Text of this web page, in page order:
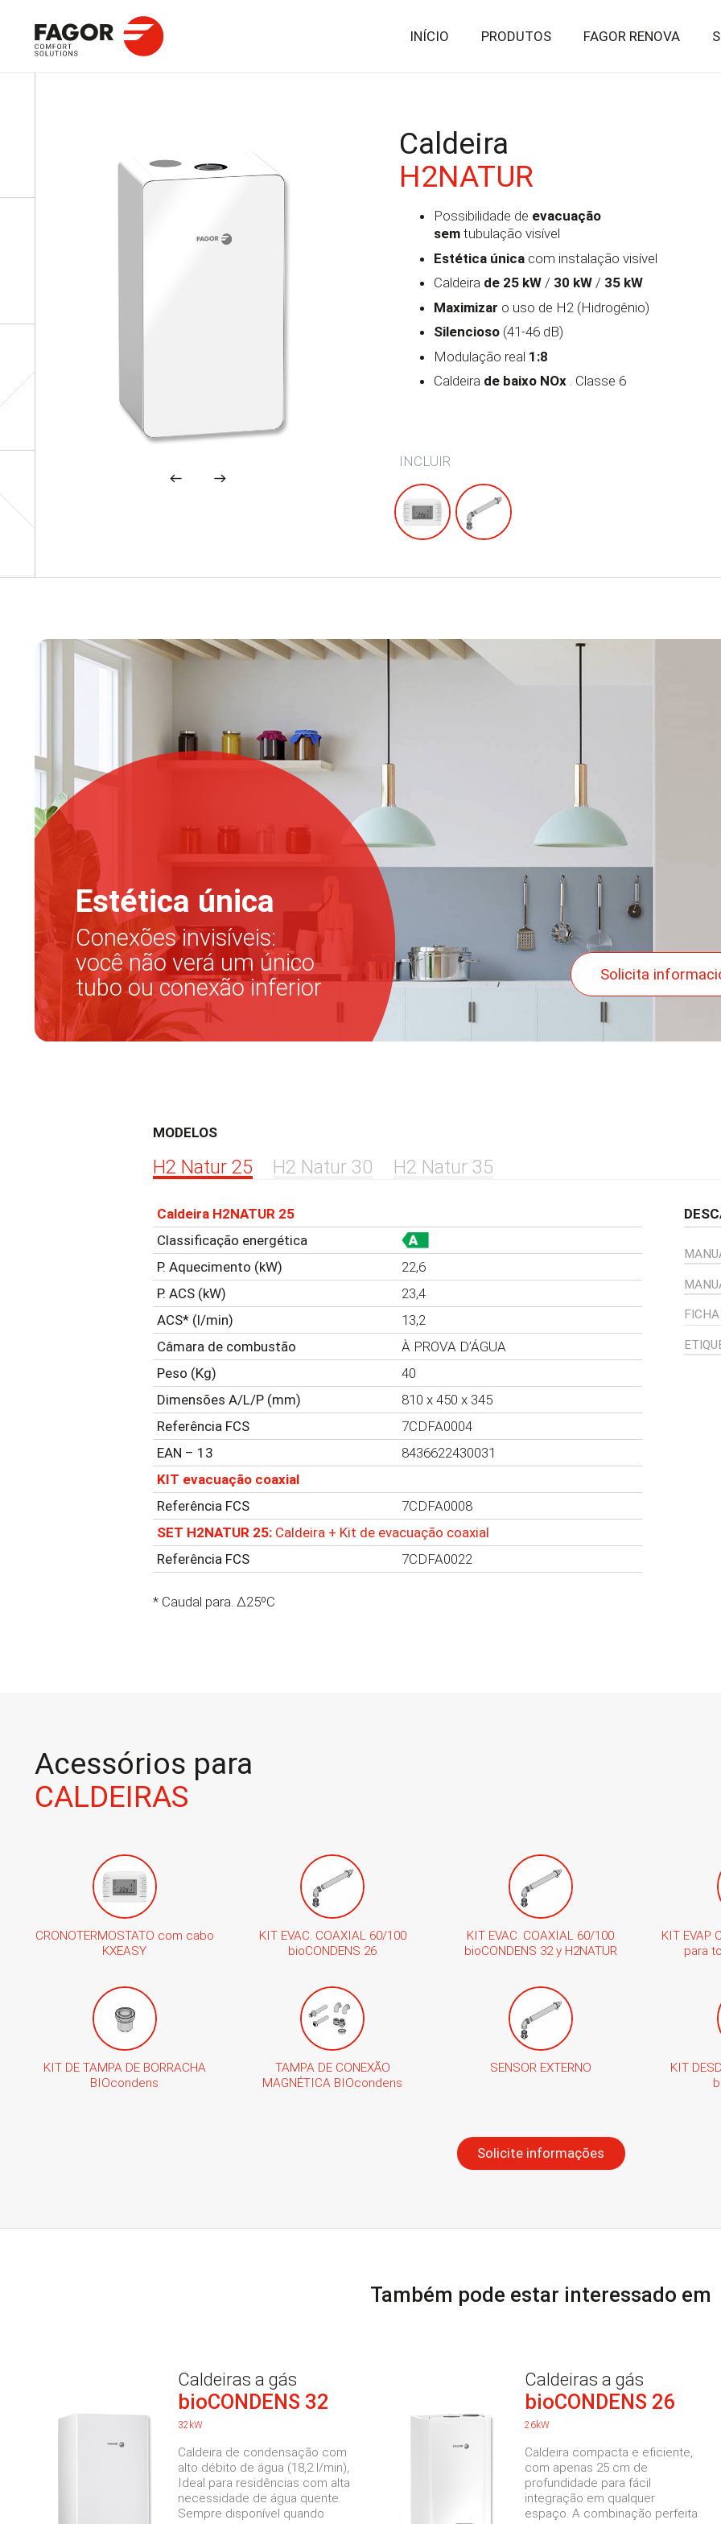
INÍCIO PRODUTOS FAGOR RENOVA
Caldeira
H2NATUR
Possibilidade de evacuação
semtubulação visível
Estética única com instalação visível
Caldeira de 25 kW/ 30 kW/ 35 kW
Maximizar o uso de H2 (Hidrogênio)
Silencioso(41-46 dB)
Modulação real 1:8
Caldeira de baixo NOx. Classe 6
INCLUIR
Estética única
Conexões invisíveis:
você não verá um único
tubo ou conexão inferior
Solicita
MODELOS
H2 Natur 25 H2 Natur 30 H2 Natur 35
Caldeira H2NATUR 25
Classificação energética
P. Aquecimento (kW)
22,6
P. ACS (kW)
23,4
ACS* (l/min)
13,2
Câmara de combustão
À PROVA D’ÁGUA
Peso (Kg)
40
Dimensões A/L/P (mm)
810 x 450 x 345
Referência FCS
7CDFA0004
EAN – 13
8436622430031
KIT evacuação coaxial
Referência FCS
7CDFA0008
SET H2NATUR 25: Caldeira + Kit de evacuação coaxial
Referência FCS 7CDFA0022
* Caudal para. Δ25ºC
Acessórios para
CALDEIRAS
CRONOTERMOSTATO com cabo
KXEASY
KIT EVAC. COAXIAL 60/100
bioCONDENS 26
KIT EVAC. COAXIAL 60/100
bioCONDENS 32 y H2NATUR
KIT EVAP
para
KIT DE TAMPA DE BORRACHA
BIOcondens
TAMPA DE CONEXÃO
MAGNÉTICA BIOcondens
SENSOR EXTERNO
KIT
Solicite informações
Também pode estar interessado em
Caldeiras a gás
bioCONDENS 32
32kW
Caldeira de condensação com
alto débito de água (18,2 l/min),
Ideal para residências com alta
necessidade de água quente.
Sempre disponível quando
Caldeiras a gás
bioCONDENS 26
26kW
Caldeira compacta e eficiente,
com apenas 25 cm de
profundidade para fácil
integração em qualquer
espaço. A combinação perfeita